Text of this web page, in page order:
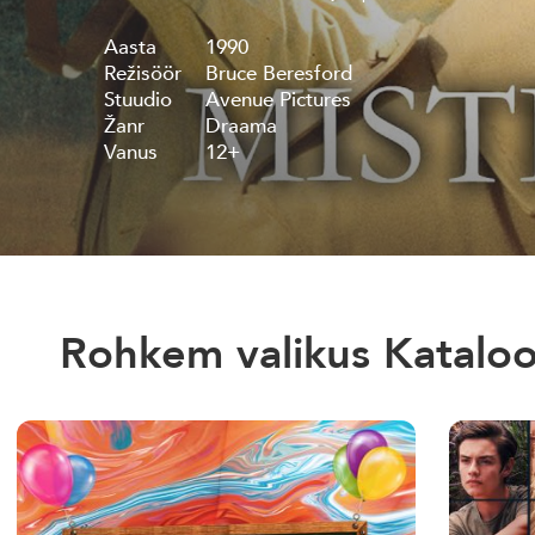
Aasta
1990
Režisöör
Bruce Beresford
Stuudio
Avenue Pictures
Žanr
Draama
Vanus
12+
Rohkem valikus